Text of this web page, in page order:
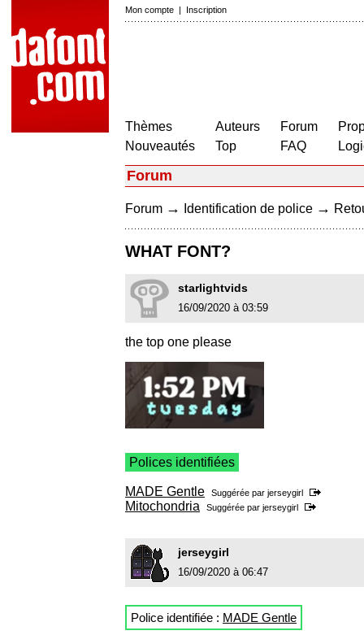
Mon compte | Inscription
Thèmes
Nouveautés
Auteurs
Top
Forum
FAQ
Forum
Forum → Identification de police →
WHAT FONT?
starlightvids
16/09/2020 à 03:59
the top one please
Polices identifiées
MADE Gentle Suggérée par jerseygirl
Mitochondria Suggérée par jerseygirl
jerseygirl
16/09/2020 à 06:47
Police identifiée : MADE Gentle